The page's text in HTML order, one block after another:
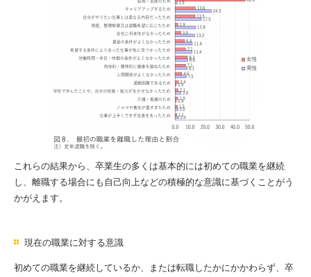
これらの結果から、卒業生の多くは基本的には初めての職業を継続
し、離職する場合にも自己向上などの積極的な意識に基づくことがう
かがえます。
現在の職業に対する意識
初めての職業を継続しているか、または転職したかにかかわらず、卒